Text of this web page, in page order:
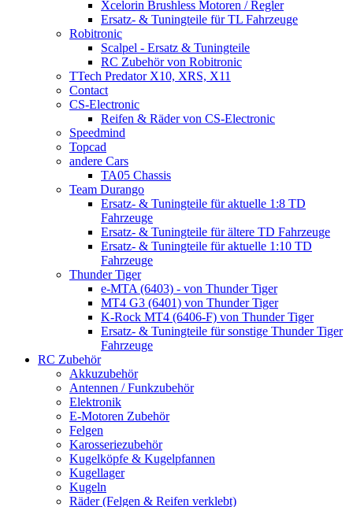
Xcelorin Brushless Motoren / Regler
Ersatz- & Tuningteile für TL Fahrzeuge
Robitronic
Scalpel - Ersatz & Tuningteile
RC Zubehör von Robitronic
TTech Predator X10, XRS, X11
Contact
CS-Electronic
Reifen & Räder von CS-Electronic
Speedmind
Topcad
andere Cars
TA05 Chassis
Team Durango
Ersatz- & Tuningteile für aktuelle 1:8 TD
Fahrzeuge
Ersatz- & Tuningteile für ältere TD Fahrzeuge
Ersatz- & Tuningteile für aktuelle 1:10 TD
Fahrzeuge
Thunder Tiger
e-MTA (6403) - von Thunder Tiger
MT4 G3 (6401) von Thunder Tiger
K-Rock MT4 (6406-F) von Thunder Tiger
Ersatz- & Tuningteile für sonstige Thunder Tiger
Fahrzeuge
RC Zubehör
Akkuzubehör
Antennen / Funkzubehör
Elektronik
E-Motoren Zubehör
Felgen
Karosseriezubehör
Kugelköpfe & Kugelpfannen
Kugellager
Kugeln
Räder (Felgen & Reifen verklebt)